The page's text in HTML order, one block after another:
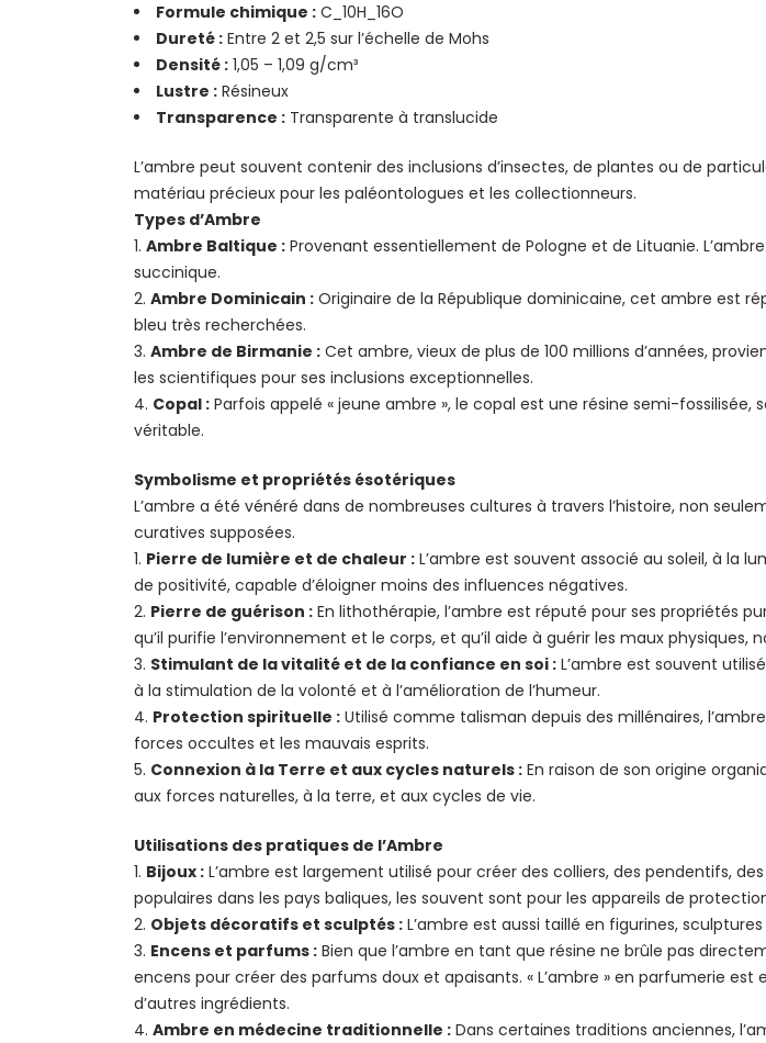
Formule chimique : C_10H_16O
Dureté : Entre 2 et 2,5 sur l’échelle de Mohs
Densité : 1,05 – 1,09 g/cm³
Lustre : Résineux
Transparence : Transparente à translucide
L’ambre peut souvent contenir des inclusions d’insectes, de plantes ou de
matériau précieux pour les paléontologues et les collectionneurs.
Types d’Ambre
Ambre Baltique : Provenant essentiellement de Pologne et de Lituanie.
succinique.
Ambre Dominicain : Originaire de la République dominicaine, cet ambre est
bleu très recherchées.
Ambre de Birmanie : Cet ambre, vieux de plus de 100 millions d’années,
les scientifiques pour ses inclusions exceptionnelles.
Copal : Parfois appelé « jeune ambre », le copal est une résine semi-
véritable.
Symbolisme et propriétés ésotériques
L’ambre a été vénéré dans de nombreuses cultures à travers l’histoire, non
curatives supposées.
Pierre de lumière et de chaleur : L’ambre est souvent associé au soleil, à la
de positivité, capable d’éloigner moins des influences négatives.
Pierre de guérison : En lithothérapie, l’ambre est réputé pour ses propriétés
qu’il purifie l’environnement et le corps, et qu’il aide à guérir les maux
Stimulant de la vitalité et de la confiance en soi : L’ambre est souvent
à la stimulation de la volonté et à l’amélioration de l’humeur.
Protection spirituelle : Utilisé comme talisman depuis des millénaires,
forces occultes et les mauvais esprits.
Connexion à la Terre et aux cycles naturels : En raison de son origine
aux forces naturelles, à la terre, et aux cycles de vie.
Utilisations des pratiques de l’Ambre
Bijoux : L’ambre est largement utilisé pour créer des colliers, des pendentifs,
populaires dans les pays baliques, les souvent sont pour les appareils de
Objets décoratifs et sculptés : L’ambre est aussi taillé en figurines,
Encens et parfums : Bien que l’ambre en tant que résine ne brûle pas
encens pour créer des parfums doux et apaisants. « L’ambre » en parfumerie
d’autres ingrédients.
Ambre en médecine traditionnelle : Dans certaines traditions anciennes,